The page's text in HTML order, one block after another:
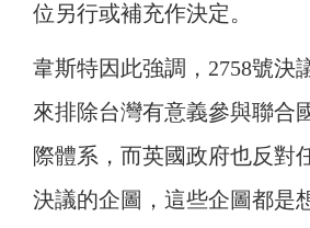
位另行或補充作決定。
韋斯特因此強調，2758號決
來排除台灣有意義參與聯合
際體系，而英國政府也反對
決議的企圖，這些企圖都是